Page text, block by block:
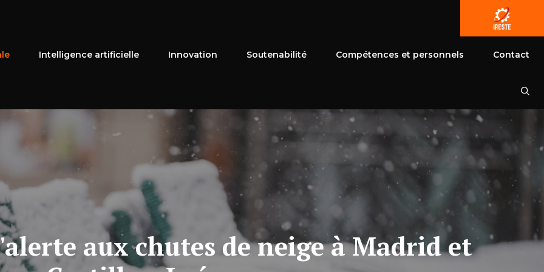
Intelligence artificielle Innovation Soutenabilité Compétences et personnels Contact
aux chutes de neige à Madrid et